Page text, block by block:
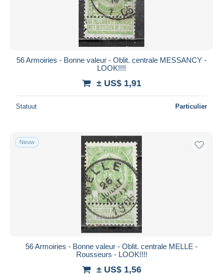
56 Armoiries - Bonne valeur - Oblit. centrale MESSANCY -
LOOK!!!!
± US$ 1,91
Statuut Particulier
Nieuw
56 Armoiries - Bonne valeur - Oblit. centrale MELLE -
Rousseurs - LOOK!!!!
± US$ 1,56